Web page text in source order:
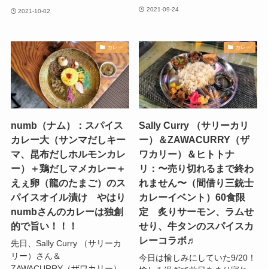
2021-10-02 2021-09-24
カレー
numb（ナム）：スパイス
カレー大（サンマだしキー
マ、昆布だしホルモンカレ
ー）＋鶏だしマメカレー＋
えぇ卵（龍のたまご）のス
パイスオイル漬け やはり
numbさんのカレーは独創
的で旨い！！！
先日、Sally Curry （サリーカ
リー）さん＆
カレー
Sally Curry （サリーカリ
ー）＆ZAWACURRY（ザ
ワカリー）＆ヒトトナ
リ：〜売り切れるまで終わ
れません〜（間借り三銃士
カレーイベント）60食限
定 炙りサーモン、ラムせ
せり、牛タンのスパイスカ
レーコラボ♬
今日は愉しみにしていた9/20！